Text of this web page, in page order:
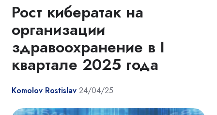
Рост кибератак на
организации
здравоохранение в I
квартале 2025 года
Komolov Rostislav 24/04/25